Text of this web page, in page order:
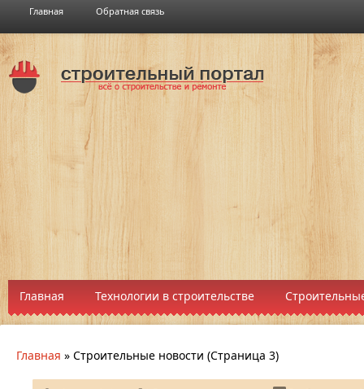
Главная Обратная связь
Главная Технологии в строительстве
Главная » Строительные новости (Страница 3)